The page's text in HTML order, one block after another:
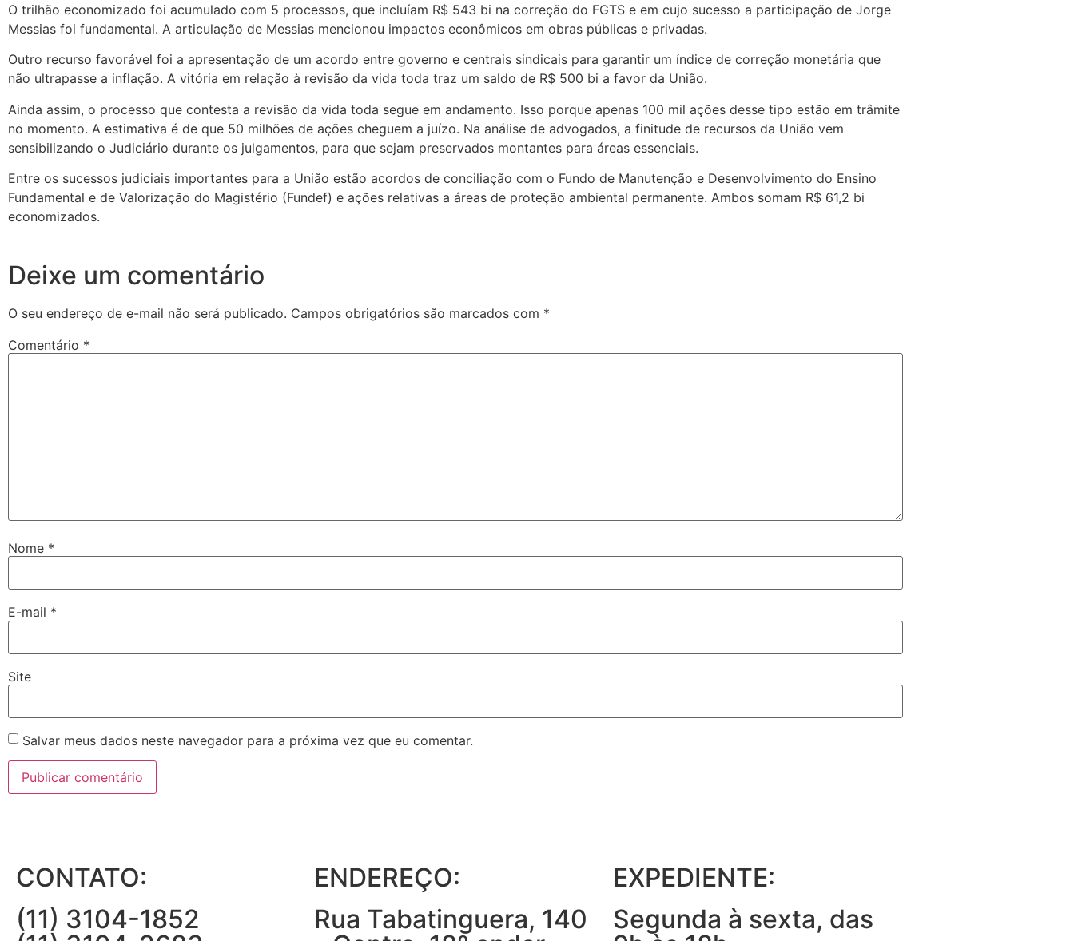
O trilhão economizado foi acumulado com 5 processos, que incluíam R$ 543 bi na correção do FGTS e em cujo sucesso a participação de Jorge
Messias foi fundamental. A articulação de Messias mencionou impactos econômicos em obras públicas e privadas.
Outro recurso favorável foi a apresentação de um acordo entre governo e centrais sindicais para garantir um índice de correção monetária que
não ultrapasse a inflação. A vitória em relação à revisão da vida toda traz um saldo de R$ 500 bi a favor da União.
Ainda assim, o processo que contesta a revisão da vida toda segue em andamento. Isso porque apenas 100 mil ações desse tipo estão em trâmite
no momento. A estimativa é de que 50 milhões de ações cheguem a juízo. Na análise de advogados, a finitude de recursos da União vem
sensibilizando o Judiciário durante os julgamentos, para que sejam preservados montantes para áreas essenciais.
Entre os sucessos judiciais importantes para a União estão acordos de conciliação com o Fundo de Manutenção e Desenvolvimento do Ensino
Fundamental e de Valorização do Magistério (Fundef) e ações relativas a áreas de proteção ambiental permanente. Ambos somam R$ 61,2 bi
economizados.
Deixe um comentário
O seu endereço de e-mail não será publicado. Campos obrigatórios são marcados com *
Comentário *
Nome *
E-mail *
Site
Salvar meus dados neste navegador para a próxima vez que eu comentar.
CONTATO:
(11) 3104-1852
ENDEREÇO:
Rua Tabatinguera, 140
EXPEDIENTE:
Segunda à sexta, das